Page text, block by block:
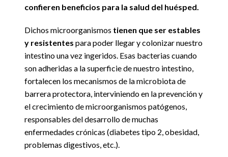
confieren beneficios para la salud del huésped.
Dichos microorganismos tienen que ser estables
y resistentes para poder llegar y colonizar nuestro
intestino una vez ingeridos. Esas bacterias cuando
son adheridas a la superficie de nuestro intestino,
fortalecen los mecanismos de la microbiota de
barrera protectora, interviniendo en la prevención y
el crecimiento de microorganismos patógenos,
responsables del desarrollo de muchas
enfermedades crónicas (diabetes tipo 2, obesidad,
problemas digestivos, etc.).